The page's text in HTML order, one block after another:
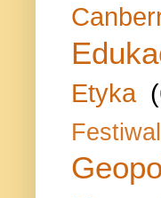
Etyka
Festiwal